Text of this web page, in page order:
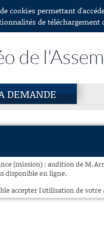
cookies permettant
de
de
DEMANDE
(mission) : audition de M.
disponible en ligne.
accepter l'utilisation de